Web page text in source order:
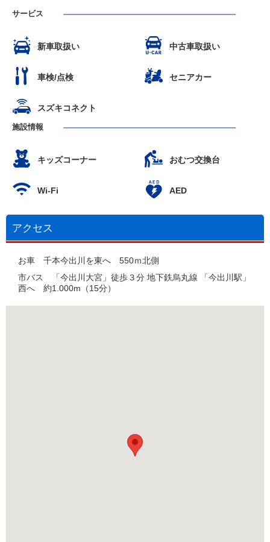
サービス
新車取扱い 中古車取扱い
車検/点検 セニアカー
スズキコネクト
施設情報
キッズコーナー おむつ交換台
Wi-Fi AED
アクセス
お車 千本今出川を東へ 550ｍ北側
市バス 「今出川大宮」徒歩３分 地下鉄烏丸線 「今出川駅」
西へ 約1.000m（15分）